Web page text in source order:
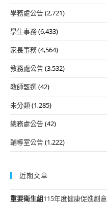
學務處公告(2,721)
學生事務(6,433)
家長事務(4,564)
教務處公告(3,532)
教師甄選(42)
未分類(1,285)
總務處公告(42)
輔導室公告(1,222)
近期文章
重要衛生組115年度健康促進創